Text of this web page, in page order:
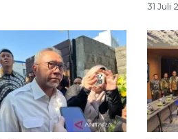
31 Juli